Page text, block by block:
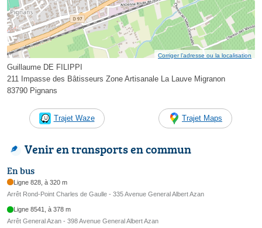
Corriger l’adresse ou la localisation
Guillaume DE FILIPPI
211 Impasse des Bâtisseurs Zone Artisanale La Lauve Migranon
83790 Pignans
Trajet Waze Trajet Maps
Venir en transports en commun
En bus
Ligne 828, à 320 m
Arrêt Rond-Point Charles de Gaulle - 335 Avenue General Albert Azan
Ligne 8541, à 378 m
Arrêt General Azan - 398 Avenue General Albert Azan